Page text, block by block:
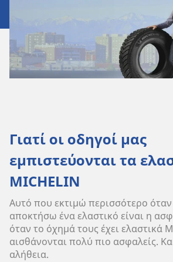
Γιατί οι οδηγοί μας
εμπιστεύονται τα
MICHELIN
Αυτό που εκτιμώ περισσότερο
αποκτήσω ένα ελαστικό είναι η
όταν το όχημά τους έχει ελαστικά
αισθάνονται πολύ πιο ασφαλείς.
αλήθεια.